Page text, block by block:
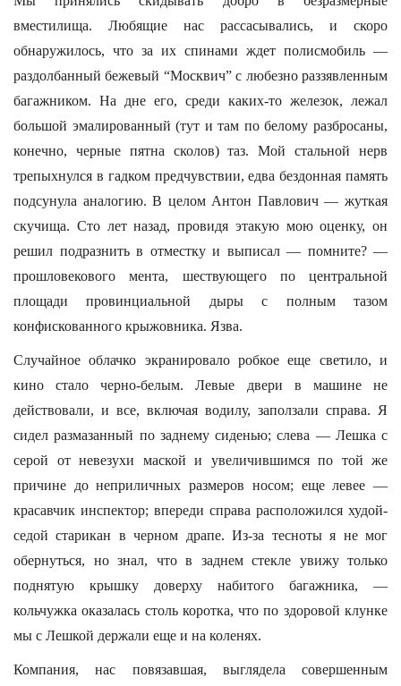
вместилища. Любящие нас рассасывались, и скоро
обнаружилось, что за их спинами ждет полисмобиль —
раздолбанный бежевый “Москвич” с любезно раззявленным
багажником. На дне его, среди каких-то железок, лежал
большой эмалированный (тут и там по белому разбросаны,
конечно, черные пятна сколов) таз. Мой стальной нерв
трепыхнулся в гадком предчувствии, едва бездонная память
подсунула аналогию. В целом Антон Павлович — жуткая
скучища. Сто лет назад, провидя этакую мою оценку, он
решил подразнить в отместку и выписал — помните? —
прошловекового мента, шествующего по центральной
площади провинциальной дыры с полным тазом
конфискованного крыжовника. Язва.
Случайное облачко экранировало робкое еще светило, и
кино стало черно-белым. Левые двери в машине не
действовали, и все, включая водилу, заползали справа. Я
сидел размазанный по заднему сиденью; слева — Лешка с
серой от невезухи маской и увеличившимся по той же
причине до неприличных размеров носом; еще левее —
красавчик инспектор; впереди справа расположился худой-
седой старикан в черном драпе. Из-за тесноты я не мог
обернуться, но знал, что в заднем стекле увижу только
поднятую крышку доверху набитого багажника, —
кольчужка оказалась столь коротка, что по здоровой клунке
мы с Лешкой держали еще и на коленях.
Компания, нас повязавшая, выглядела совершенным